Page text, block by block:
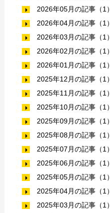
2026年05月の記事（1）
2026年04月の記事（1）
2026年03月の記事（1）
2026年02月の記事（1）
2026年01月の記事（1）
2025年12月の記事（1）
2025年11月の記事（1）
2025年10月の記事（1）
2025年09月の記事（1）
2025年08月の記事（1）
2025年07月の記事（1）
2025年06月の記事（1）
2025年05月の記事（1）
2025年04月の記事（1）
2025年03月の記事（1）